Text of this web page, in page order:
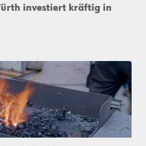
investiert kräftig in